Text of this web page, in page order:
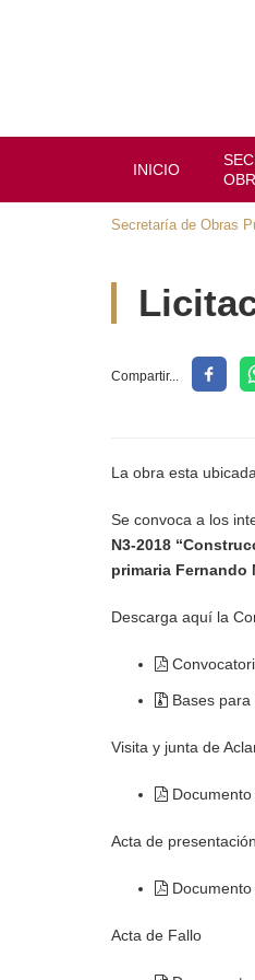
INICIO
Secretaría de Obras
Compartir...
La obra esta
Se convoca a los
2018
en primaria
Descarga aquí la
Bases para
Visita y junta de
Documento
Acta de
Documento
Acta de Fallo